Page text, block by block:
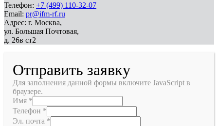
Телефон: +7 (499) 110-32-07
Email: pr@ifm-rf.ru
Адрес: г. Москва,
ул. Большая Почтовая,
д. 26в ст2
Отправить заявку
Для заполнения данной формы включите JavaScript в
браузере.
Имя *
Телефон *
Эл. почта *